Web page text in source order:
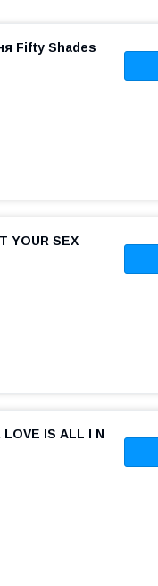
Fifty Shades
YOUR SEX
IS ALL I N